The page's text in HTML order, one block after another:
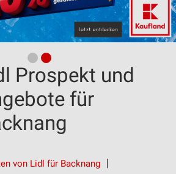
Prospekt und
für
von Lidl für Backnang